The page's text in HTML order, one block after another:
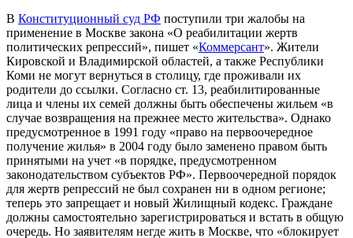
В Конституционный суд РФ поступили три жалобы на
применение в Москве закона «О реабилитации жертв
политических репрессий», пишет «Коммерсант». Жители
Кировской и Владимирской областей, а также Республики
Коми не могут вернуться в столицу, где проживали их
родители до ссылки. Согласно ст. 13, реабилитированные
лица и члены их семей должны быть обеспечены жильем «в
случае возвращения на прежнее место жительства». Однако
предусмотренное в 1991 году «право на первоочередное
получение жилья» в 2004 году было заменено правом быть
принятыми на учет «в порядке, предусмотренном
законодательством субъектов РФ». Первоочередной порядок
для жертв репрессий не был сохранен ни в одном регионе;
теперь это запрещает и новый Жилищный кодекс. Граждане
должны самостоятельно зарегистрироваться и встать в общую
очередь. Но заявителям негде жить в Москве, что «блокирует